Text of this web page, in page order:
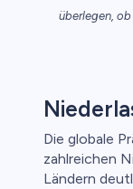
überlegen, ob
Die globale
zahlreichen
Ländern